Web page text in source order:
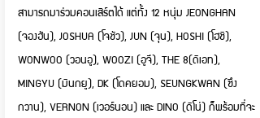
สามารถมาร่วมคอนเสิร์ตได้ แต่ทั้ง 12 หนุ่ม JEONGHAN
(จองฮัน), JOSHUA (โจชัว), JUN (จุน), HOSHI (โฮชิ),
WONWOO (วอนอู), WOOZI (อูจี), THE 8(ดิเอท),
MINGYU (มินกยู), DK (โดคยอม), SEUNGKWAN (ซึง
กวาน), VERNON (เวอร์นอน) และ DINO (ดิโน่) ก็พร้อมที่จะ